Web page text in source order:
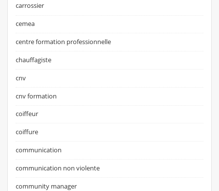
carrossier
cemea
centre formation professionnelle
chauffagiste
cnv
cnv formation
coiffeur
coiffure
communication
communication non violente
community manager